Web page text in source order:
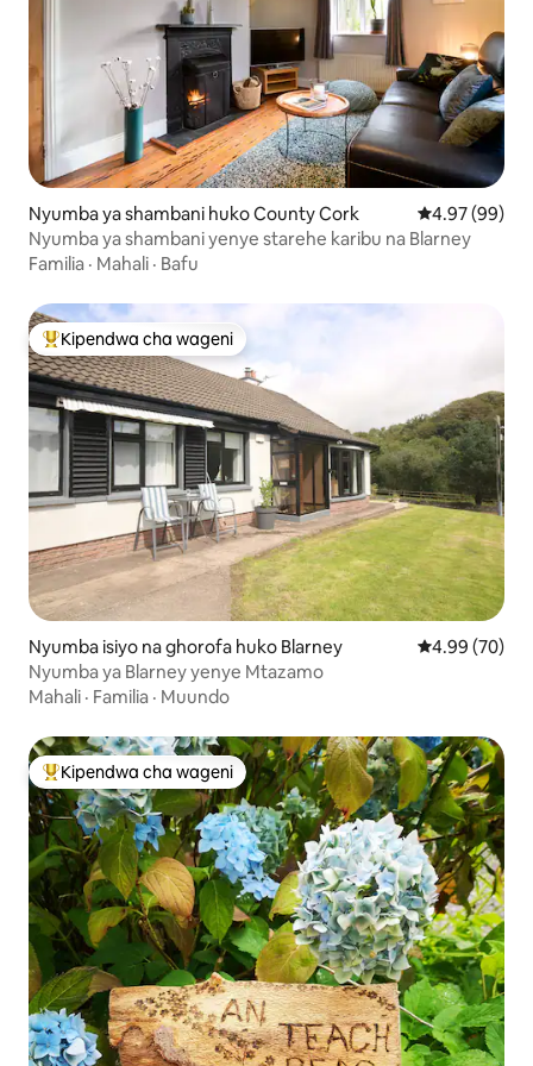
Nyumba ya shambani huko County Cork Ukadiriaji wa
4.97 (99)
Nyumba ya shambani yenye starehe karibu na Blarney
Familia · Mahali · Bafu
Kipendwa maarufu cha wageni
Kipendwa cha wageni
Nyumba isiyo na ghorofa huko Blarney Ukadiriaji wa
4.99 (70)
Nyumba ya Blarney yenye Mtazamo
Mahali · Familia · Muundo
Kipendwa maarufu cha wageni
Kipendwa cha wageni